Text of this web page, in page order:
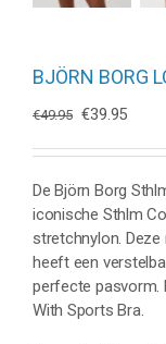
BJÖRN BORG
€49.95
was:
€49.95.
€39.95Huidige
is:
De Björn Borg
iconische Sthlm
stretchnylon.
heeft een
perfecte pasvorm.
With Sports Bra.